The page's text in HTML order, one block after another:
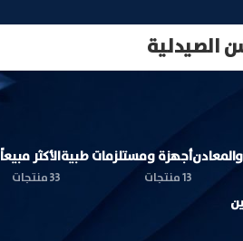
الصيدلية
أجهزة ومستلزمات طبية
13 منتجات
الأكثر مبيعاً
33 منتجات